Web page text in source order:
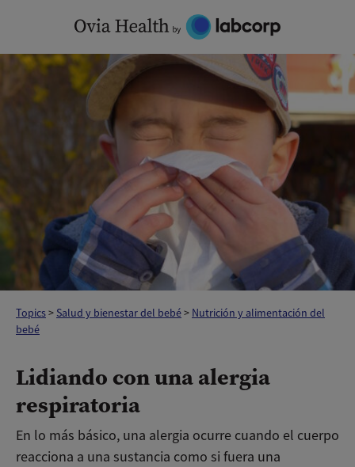
content
Topics> Salud y bienestar del bebé> Nutrición y alimentación del
bebé
Lidiando con una alergia
respiratoria
En lo más básico, una alergia ocurre cuando el cuerpo
reacciona a una sustancia como si fuera una